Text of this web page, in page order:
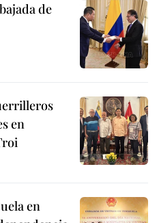
de
en
en